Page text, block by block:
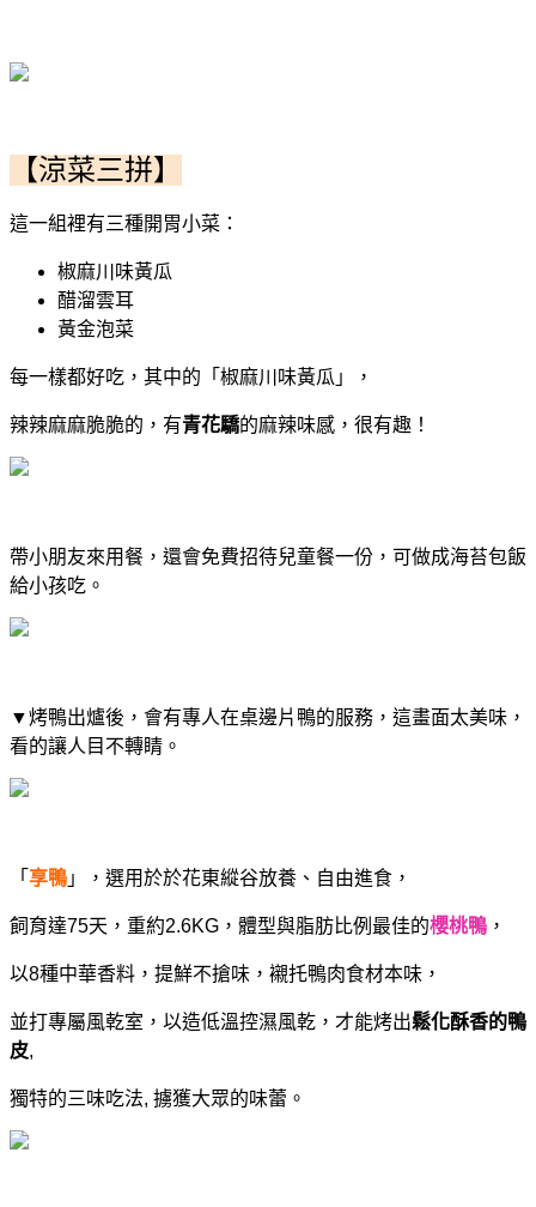
【涼菜三拼】
這一組裡有三種開胃小菜：
椒麻川味黃瓜
醋溜雲耳
黃金泡菜
每一樣都好吃，其中的「椒麻川味黃瓜」，
辣辣麻麻脆脆的，有青花驕的麻辣味感，很有趣！
帶小朋友來用餐，還會免費招待兒童餐一份，可做成海苔包飯
給小孩吃。
▼烤鴨出爐後，會有專人在桌邊片鴨的服務， 這畫面太美味，
看的讓人目不轉睛。
「 享鴨 」，選用於於花東縱谷放養、自由進食，
飼育達75天，重約2.6KG，體型與脂肪比例最佳的櫻桃鴨 ，
以8種中華香料，提鮮不搶味，襯托鴨肉食材本味，
並打專屬風乾室，以造低溫控濕風乾，才能烤出鬆化酥香的鴨
皮,
獨特的三味吃法, 擄獲大眾的味蕾。